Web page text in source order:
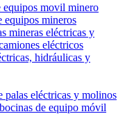
equipos movil minero
equipos mineros
mineras eléctricas y
eléctricos
hidráulicas y
palas eléctricas y molinos
de equipo móvil